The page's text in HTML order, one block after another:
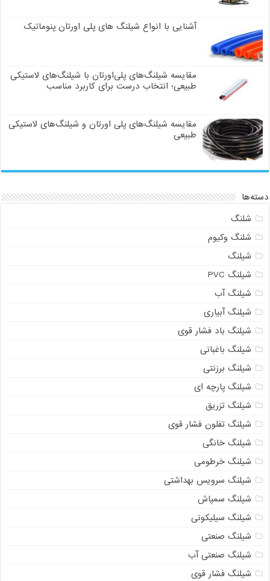
آشنایی با انواع شیلنگ های پلی اورتان پنوماتیک
مقایسه شیلنگ‌های پلی‌اورتان با شیلنگ‌های لاستیکی
طبیعی؛ انتخاب درست برای کاربرد مناسب
مقایسه شیلنگ‌های پلی اورتان و شیلنگ‌های لاستیکی
طبیعی
دسته‌ها
شلنگ
شلنگ وکیوم
شیلنگ
شیلنگ PVC
شیلنگ آب
شیلنگ آبیاری
شیلنگ باد فشار قوی
شیلنگ باغبانی
شیلنگ برزنتی
شیلنگ پارچه‌ ای
شیلنگ تزریق
شیلنگ تفلون فشار قوی
شیلنگ خانگی
شیلنگ خرطومی
شیلنگ سرویس بهداشتی
شیلنگ سمپاش
شیلنگ سیلیکونی
شیلنگ صنعتی
شیلنگ صنعتی آب
شیلنگ فشار قوی